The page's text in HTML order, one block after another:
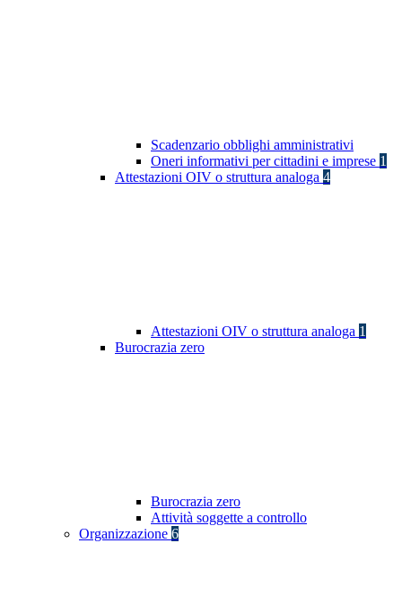
Scadenzario obblighi amministrativi
Oneri informativi per cittadini e imprese 1
Attestazioni OIV o struttura analoga 4
Attestazioni OIV o struttura analoga 1
Burocrazia zero
Burocrazia zero
Attività soggette a controllo
Organizzazione 6